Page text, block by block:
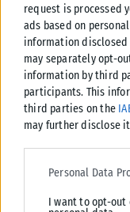
request is processed
ads based on
information
may separately opt-
information by third
participants. This
third parties on the
may further disclose
Please note that this
services and may
deny consent to
Personal Data
I want to opt-out
ΑΝΑΡΤΉΘΗΚΕ ΑΠΌ KARFITSANEWS